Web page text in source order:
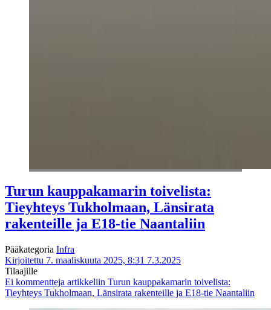
Turun kauppakamarin toivelista:
Tieyhteys Tukholmaan, Länsirata
rakenteille ja E18-tie Naantaliin
Pääkategoria Infra
Kirjoitettu 7. maaliskuuta 2025, 8:31 7.3.2025
Tilaajille
Ei kommentteja artikkeliin Turun kauppakamarin toivelista:
Tieyhteys Tukholmaan, Länsirata rakenteille ja E18-tie Naantaliin